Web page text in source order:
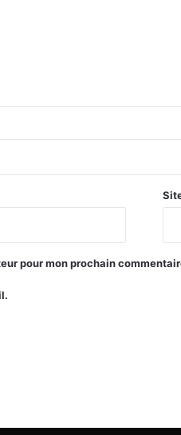
pour mon prochain